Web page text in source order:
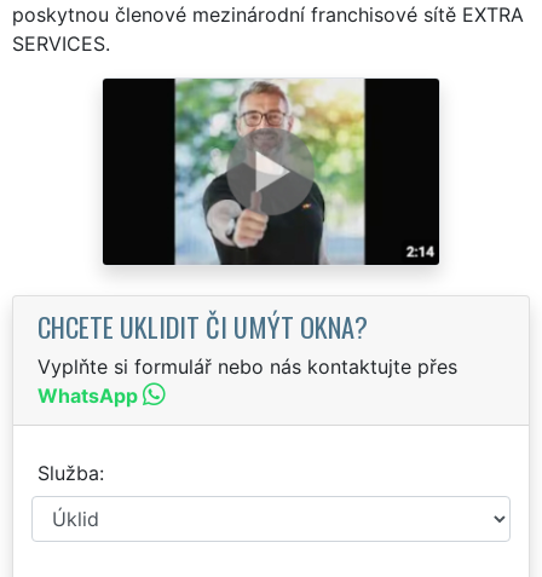
poskytnou členové mezinárodní franchisové sítě EXTRA
SERVICES.
CHCETE UKLIDIT ČI UMÝT OKNA?
Vyplňte si formulář nebo nás kontaktujte přes
WhatsApp
Služba